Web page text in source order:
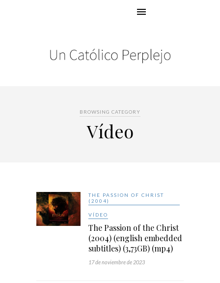
BROWSING CATEGORY
Vídeo
THE PASSION OF CHRIST
(2004)
VÍDEO
The Passion of the Christ
(2004) (english embedded
subtitles) (3,73GB) (mp4)
17 de noviembre de 2023